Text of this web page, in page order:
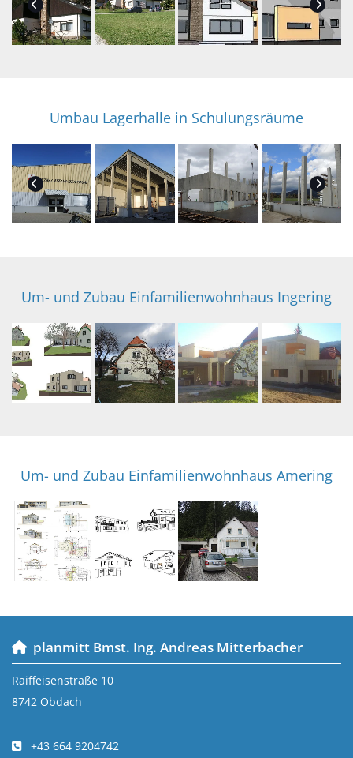
Umbau Lagerhalle in Schulungsräume
Um- und Zubau Einfamilienwohnhaus Ingering
Um- und Zubau Einfamilienwohnhaus Amering
 planmitt Bmst. Ing. Andreas Mitterbacher
Raiffeisenstraße 10
8742 Obdach
 +43 664 9204742